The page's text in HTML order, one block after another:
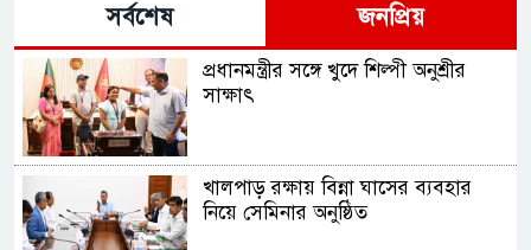
সর্বশেষ জনপ্রিয়
প্রধানমন্ত্রীর সঙ্গে খুদে শিল্পী অনুশ্রীর
সাক্ষাৎ
খালপাড় রক্ষায় বিন্না ঘাসের ব্যবহার
নিয়ে সেমিনার অনুষ্ঠিত